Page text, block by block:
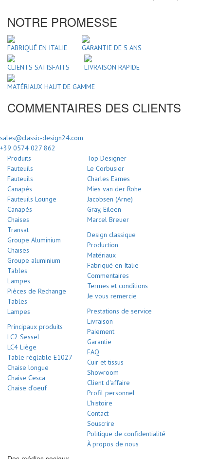
NOTRE PROMESSE
FABRIQUÉ EN ITALIE GARANTIE DE 5 ANS
CLIENTS SATISFAITS LIVRAISON RAPIDE
MATÉRIAUX HAUT DE GAMME
COMMENTAIRES DES CLIENTS
sales@classic-design24.com
+39 0574 027 862
Produits
Fauteuils
Fauteuils
Canapés
Fauteuils Lounge
Canapés
Chaises
Transat
Groupe Aluminium
Chaises
Groupe aluminium
Tables
Lampes
Pièces de Rechange
Tables
Lampes
Principaux produits
LC2 Sessel
LC4 Liège
Table réglable E1027
Chaise longue
Chaise Cesca
Chaise d’oeuf
Top Designer
Le Corbusier
Charles Eames
Mies van der Rohe
Jacobsen (Arne)
Gray, Eileen
Marcel Breuer
Design classique
Production
Matériaux
Fabriqué en Italie
Commentaires
Termes et conditions
Je vous remercie
Prestations de service
Livraison
Paiement
Garantie
FAQ
Cuir et tissus
Showroom
Client d'affaire
Profil personnel
L'histoire
Contact
Souscrire
Politique de confidentialité
À propos de nous